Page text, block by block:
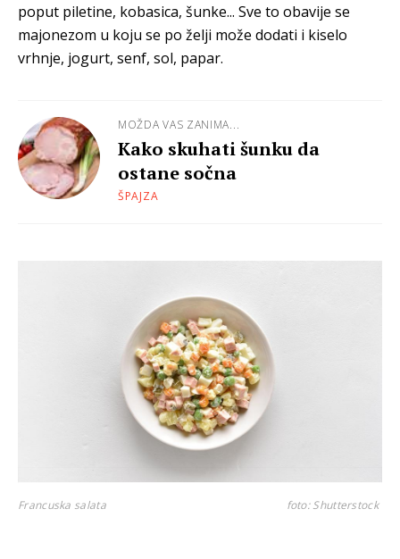
poput piletine, kobasica, šunke... Sve to obavije se
majonezom u koju se po želji može dodati i kiselo
vrhnje, jogurt, senf, sol, papar.
MOŽDA VAS ZANIMA...
Kako skuhati šunku da
ostane sočna
ŠPAJZA
Francuska salata foto: Shutterstock